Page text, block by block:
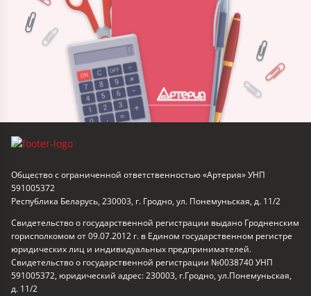
Общество с ограниченной ответственностью «Артерия» УНП
591005372
Республика Беларусь, 230003, г. Гродно, ул. Понемуньская, д. 11/2
Свидетельство о государственной регистрации выдано Гродненским
горисполкомом от 09.07.2012 г. в Едином государственном регистре
юридических лиц и индивидуальных предпринимателей.
Свидетельство о государственной регистрации №0038740 УНП
591005372, юридический адрес: 230003, г.Гродно, ул.Понемуньская,
д. 11/2